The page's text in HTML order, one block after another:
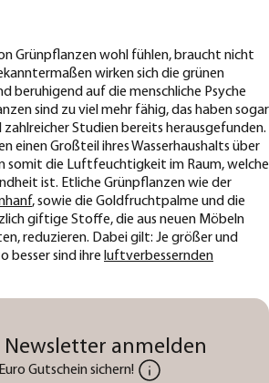
Grünpflanzen wohl fühlen, braucht nicht
wirken sich die grünen
beruhigend auf die menschliche Psyche
sind zu viel mehr fähig, das haben sogar
Studien bereits herausgefunden.
einen Großteil ihres Wasserhaushalts über
somit die Luftfeuchtigkeit im Raum, welche
ist. Etliche Grünpflanzen wie der
, sowie die Goldfruchtpalme und die
giftige Stoffe, die aus neuen Möbeln
reduzieren. Dabei gilt: Je größer und
besser sind ihre luftverbessernden
Newsletter anmelden
Gutschein sichern!